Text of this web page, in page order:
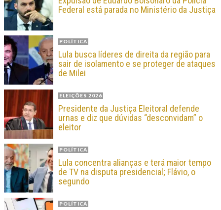
Federal está parada no Ministério da Justiça
POLÍTICA
Lula busca líderes de direita da região para
sair de isolamento e se proteger de ataques
de Milei
ELEIÇÕES 2026
Presidente da Justiça Eleitoral defende
urnas e diz que dúvidas “desconvidam” o
eleitor
POLÍTICA
Lula concentra alianças e terá maior tempo
de TV na disputa presidencial; Flávio, o
segundo
POLÍTICA